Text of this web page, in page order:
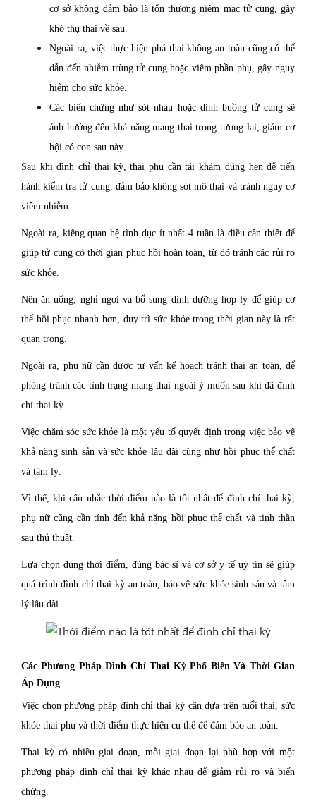
cơ sở không đảm bảo là tổn thương niêm mạc tử cung, gây
khó thụ thai về sau.
Ngoài ra, việc thực hiện phá thai không an toàn cũng có thể
dẫn đến nhiễm trùng tử cung hoặc viêm phần phụ, gây nguy
hiểm cho sức khỏe.
Các biến chứng như sót nhau hoặc dính buồng tử cung sẽ
ảnh hưởng đến khả năng mang thai trong tương lai, giảm cơ
hội có con sau này.
Sau khi đình chỉ thai kỳ, thai phụ cần tái khám đúng hẹn để tiến
hành kiểm tra tử cung, đảm bảo không sót mô thai và tránh nguy cơ
viêm nhiễm.
Ngoài ra, kiêng quan hệ tình dục ít nhất 4 tuần là điều cần thiết để
giúp tử cung có thời gian phục hồi hoàn toàn, từ đó tránh các rủi ro
sức khỏe.
Nên ăn uống, nghỉ ngơi và bổ sung dinh dưỡng hợp lý để giúp cơ
thể hồi phục nhanh hơn, duy trì sức khỏe trong thời gian này là rất
quan trọng.
Ngoài ra, phụ nữ cần được tư vấn kế hoạch tránh thai an toàn, để
phòng tránh các tình trạng mang thai ngoài ý muốn sau khi đã đình
chỉ thai kỳ.
Việc chăm sóc sức khỏe là một yếu tố quyết định trong việc bảo vệ
khả năng sinh sản và sức khỏe lâu dài cũng như hồi phục thể chất
và tâm lý.
Vì thế, khi cân nhắc thời điểm nào là tốt nhất để đình chỉ thai kỳ,
phụ nữ cũng cần tính đến khả năng hồi phục thể chất và tinh thần
sau thủ thuật.
Lựa chọn đúng thời điểm, đúng bác sĩ và cơ sở y tế uy tín sẽ giúp
quá trình đình chỉ thai kỳ an toàn, bảo vệ sức khỏe sinh sản và tâm
lý lâu dài.
Các Phương Pháp Đình Chỉ Thai Kỳ Phổ Biến Và Thời Gian
Áp Dụng
Việc chọn phương pháp đình chỉ thai kỳ cần dựa trên tuổi thai, sức
khỏe thai phụ và thời điểm thực hiện cụ thể để đảm bảo an toàn.
Thai kỳ có nhiều giai đoạn, mỗi giai đoạn lại phù hợp với một
phương pháp đình chỉ thai kỳ khác nhau để giảm rủi ro và biến
chứng.